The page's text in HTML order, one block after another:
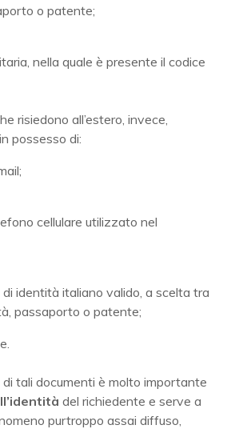
o patente;
nella quale è presente il codice
risiedono all’estero, invece,
possesso di:
cellulare utilizzato nel
identità italiano valido, a scelta tra
passaporto o patente;
tali documenti è molto importante
del richiedente e serve a
purtroppo assai diffuso,